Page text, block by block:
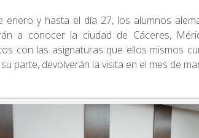
enero y hasta el día 27, los alumnos
a conocer la ciudad de Cáceres,
con las asignaturas que ellos mismos
parte, devolverán la visita en el mes de